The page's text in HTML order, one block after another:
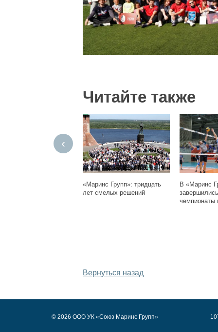
Читайте также
‹
«Маринс Групп»: тридцать
лет смелых решений
В «Маринс
чемпионаты
Вернуться назад
© 2026 ООО УК «Союз Маринс Групп»